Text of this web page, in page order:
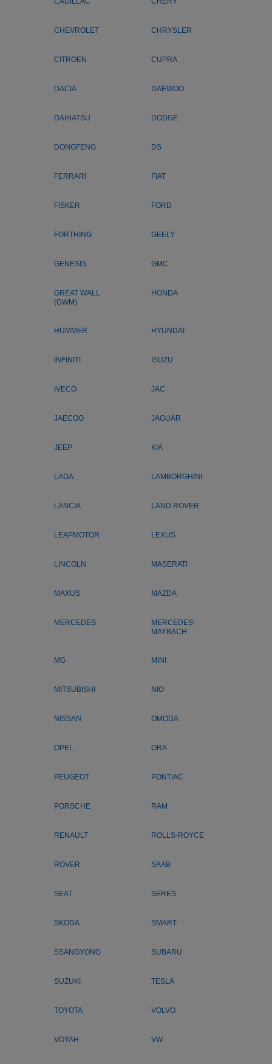
CHEVROLET CHRYSLER
CITROEN CUPRA
DACIA DAEWOO
DAIHATSU DODGE
DONGFENG DS
FERRARI FIAT
FISKER FORD
FORTHING GEELY
GENESIS GMC
GREAT WALL
(GWM)
HONDA
HUMMER HYUNDAI
INFINITI ISUZU
IVECO JAC
JAECOO JAGUAR
JEEP KIA
LADA LAMBORGHINI
LANCIA LAND ROVER
LEAPMOTOR LEXUS
LINCOLN MASERATI
MAXUS MAZDA
MERCEDES
MERCEDES-
MAYBACH
MG MINI
MITSUBISHI NIO
NISSAN OMODA
OPEL ORA
PEUGEOT PONTIAC
PORSCHE RAM
RENAULT ROLLS-ROYCE
ROVER SAAB
SEAT SERES
SKODA SMART
SSANGYONG SUBARU
SUZUKI TESLA
TOYOTA VOLVO
VOYAH VW